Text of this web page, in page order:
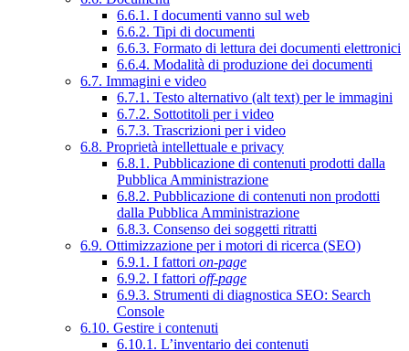
6.6.1. I documenti vanno sul web
6.6.2. Tipi di documenti
6.6.3. Formato di lettura dei documenti elettronici
6.6.4. Modalità di produzione dei documenti
6.7. Immagini e video
6.7.1. Testo alternativo (alt text) per le immagini
6.7.2. Sottotitoli per i video
6.7.3. Trascrizioni per i video
6.8. Proprietà intellettuale e privacy
6.8.1. Pubblicazione di contenuti prodotti dalla
Pubblica Amministrazione
6.8.2. Pubblicazione di contenuti non prodotti
dalla Pubblica Amministrazione
6.8.3. Consenso dei soggetti ritratti
6.9. Ottimizzazione per i motori di ricerca (SEO)
6.9.1. I fattori on-page
6.9.2. I fattori off-page
6.9.3. Strumenti di diagnostica SEO: Search
Console
6.10. Gestire i contenuti
6.10.1. L’inventario dei contenuti